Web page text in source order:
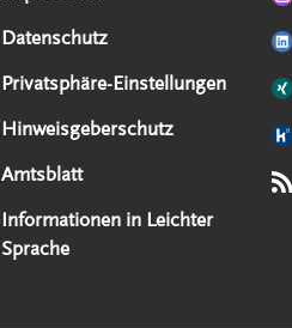
Datenschutz
Privatsphäre-Einstellungen
Hinweisgeberschutz
Amtsblatt
Informationen in Leichter
Sprache